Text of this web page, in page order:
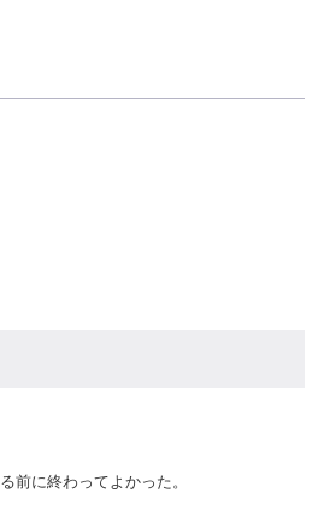
前に終わってよかった。